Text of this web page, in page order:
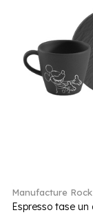
Manufacture
Espresso tase